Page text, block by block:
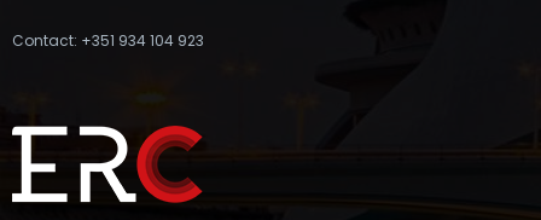
Contact: +351 934 104 923